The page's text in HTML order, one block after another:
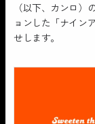
（以下、カンロ
ョンした「ナイン
せします。